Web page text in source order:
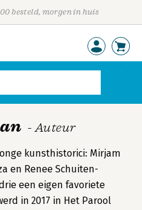
besteld, morgen in huis
- Auteur
kunsthistorici: Mirjam
en Renee Schuiten-
een eigen favoriete
in 2017 in Het Parool